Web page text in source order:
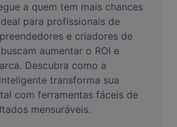
ao Vídeo
a quem tem mais chances
para profissionais de
e criadores de
aumentar o ROI e
Descubra como a
transforma sua
com ferramentas fáceis de
mensuráveis.